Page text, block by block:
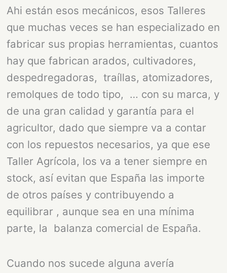
Ahi están esos mecánicos, esos Talleres
que muchas veces se han especializado en
fabricar sus propias herramientas, cuantos
hay que fabrican arados, cultivadores,
despedregadoras, traíllas, atomizadores,
remolques de todo tipo, … con su marca, y
de una gran calidad y garantía para el
agricultor, dado que siempre va a contar
con los repuestos necesarios, ya que ese
Taller Agrícola, los va a tener siempre en
stock, así evitan que España las importe
de otros países y contribuyendo a
equilibrar , aunque sea en una mínima
parte, la balanza comercial de España.
Cuando nos sucede alguna avería